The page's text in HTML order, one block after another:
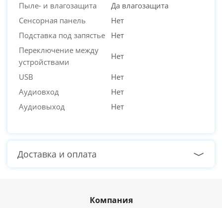
Пыле- и влагозащита
Да влагозащита
Сенсорная панель
Нет
Подставка под запястье
Нет
Переключение между
устройствами
Нет
USB
Нет
Аудиовход
Нет
Аудиовыход
Нет
Доставка и оплата
Компания